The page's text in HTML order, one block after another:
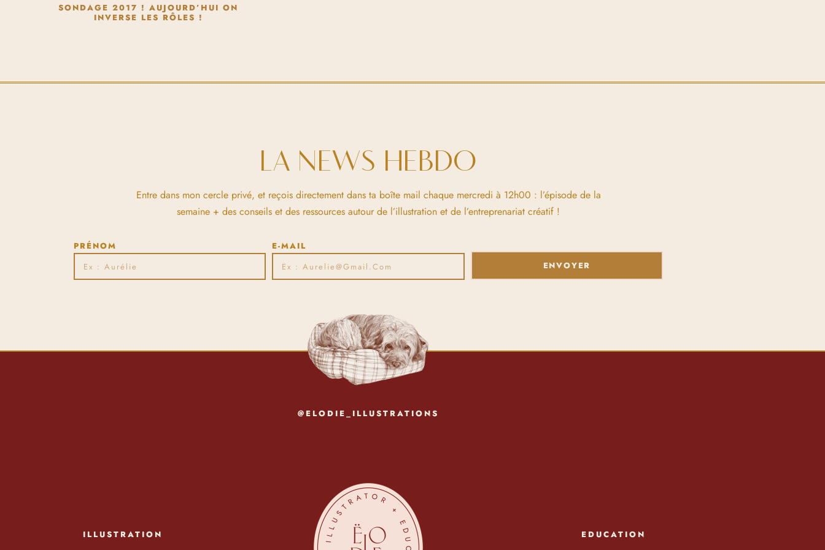
SONDAGE 2017 ! AUJOURD’HUI ON
INVERSE LES RÔLES !
LA NEWS HEBDO
Entre dans mon cercle privé, et reçois directement dans ta boîte mail chaque mercredi à 12h00 : l’épisode de la
semaine + des conseils et des ressources autour de l’illustration et de l’entreprenariat créatif !
PRÉNOM
E-MAIL
ENVOYER
@ELODIE_ILLUSTRATIONS
ILLUSTRATION EDUCATION